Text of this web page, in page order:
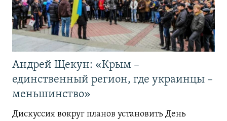
Андрей Щекун: «Крым –
единственный регион, где украинцы –
меньшинство»
Дискуссия вокруг планов установить День